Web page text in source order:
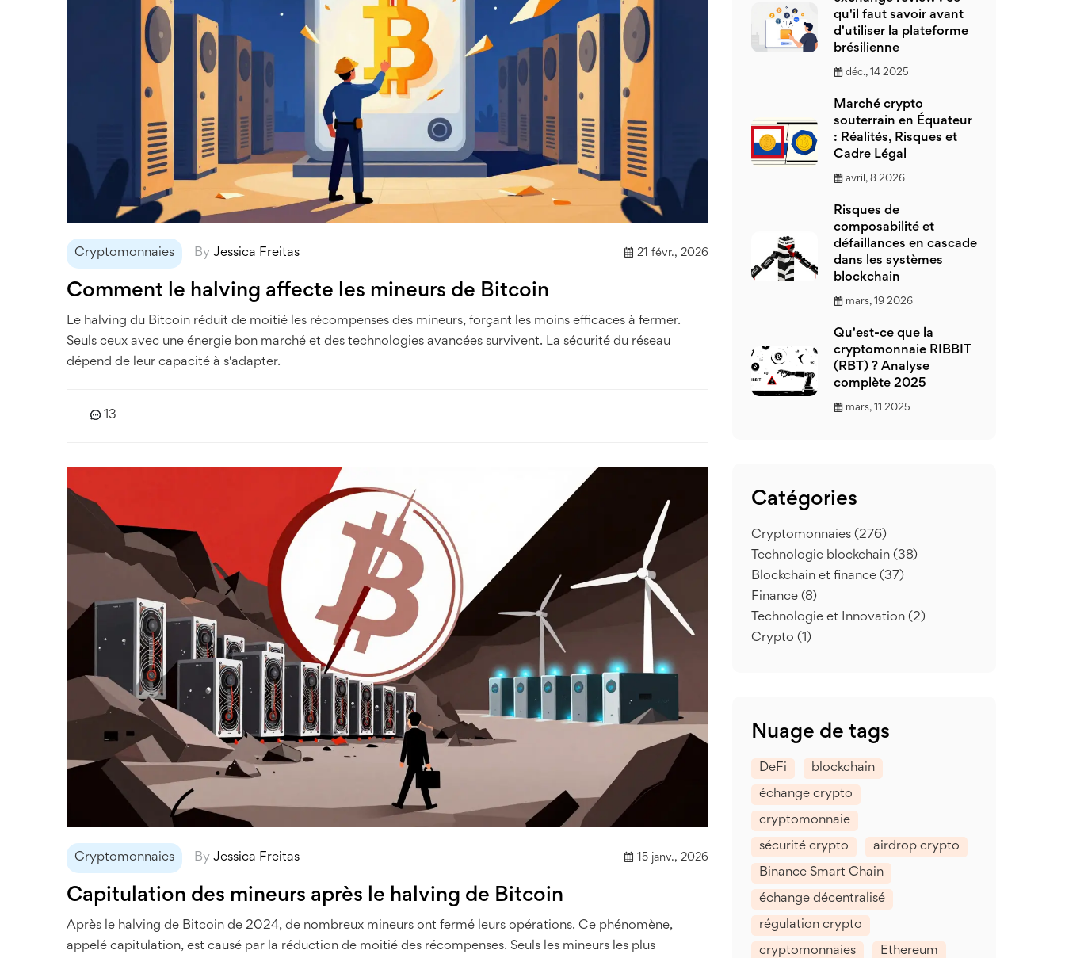
Cryptomonnaies By Jessica Freitas 21 févr., 2026
Comment le halving affecte les mineurs de Bitcoin
Le halving du Bitcoin réduit de moitié les récompenses des mineurs, forçant les moins efficaces à fermer.
Seuls ceux avec une énergie bon marché et des technologies avancées survivent. La sécurité du réseau
dépend de leur capacité à s'adapter.
13
Cryptomonnaies By Jessica Freitas 15 janv., 2026
Capitulation des mineurs après le halving de Bitcoin
Après le halving de Bitcoin de 2024, de nombreux mineurs ont fermé leurs opérations. Ce phénomène,
appelé capitulation, est causé par la réduction de moitié des récompenses. Seuls les mineurs les plus
qu'il faut savoir avant
d'utiliser la plateforme
brésilienne
déc., 14 2025
Marché crypto
souterrain en Équateur
: Réalités, Risques et
Cadre Légal
avril, 8 2026
Risques de
composabilité et
défaillances en cascade
dans les systèmes
blockchain
mars, 19 2026
Qu'est-ce que la
cryptomonnaie RIBBIT
(RBT) ? Analyse
complète 2025
mars, 11 2025
Catégories
Cryptomonnaies (276)
Technologie blockchain (38)
Blockchain et finance (37)
Finance (8)
Technologie et Innovation (2)
Crypto (1)
Nuage de tags
DeFi blockchain
échange crypto
cryptomonnaie
sécurité crypto airdrop crypto
Binance Smart Chain
échange décentralisé
régulation crypto
cryptomonnaies Ethereum